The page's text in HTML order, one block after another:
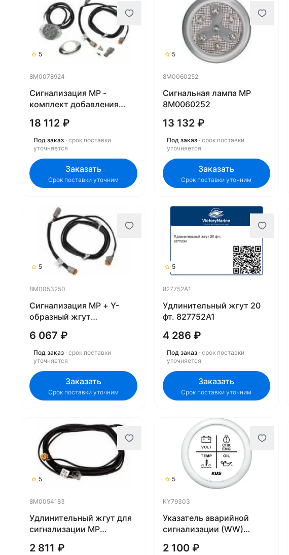
5
8M0078924
Сигнализация MP -
комплект добавления
18 112 ₽
Под заказ · срок поставки
уточняется
Заказать
Срок поставки уточним
5
8M0060252
Сигнальная лампа MP
8M0060252
13 132 ₽
Под заказ· срок поставки
уточняется
Заказать
Срок поставки уточним
5
8M0053250
Сигнализация MP + Y-
образный жгут
6 067 ₽
Под заказ · срок поставки
уточняется
Заказать
Срок поставки уточним
5
827752A1
Удлинительный жгут 20
фт. 827752A1
4 286 ₽
Под заказ· срок поставки
уточняется
Заказать
Срок поставки уточним
5
8M0054183
Удлинительный жгут для
сигнализации MP
2 811 ₽
5
KY79303
Указатель аварийной
сигнализации (WW)
2 100 ₽